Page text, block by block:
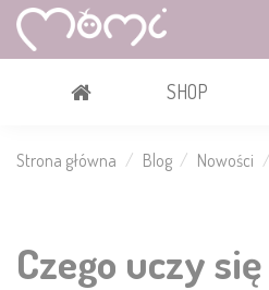
SHOP
Strona główna Blog Nowości
Czego uczy